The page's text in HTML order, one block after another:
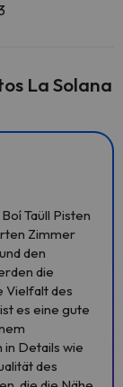
La Solana
Taüll Pisten
Zimmer
den
die
Vielfalt des
es eine gute
Details wie
des